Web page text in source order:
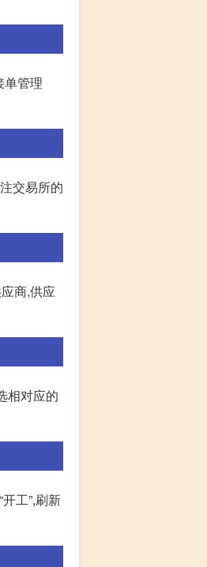
单管理
交易所的
商,供应
相对应的
工”,刷新